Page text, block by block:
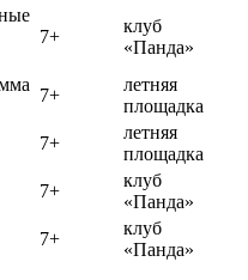
7+
клуб
«Панда»
7+
летняя
площадка
7+
летняя
площадка
7+
клуб
«Панда»
7+
клуб
«Панда»